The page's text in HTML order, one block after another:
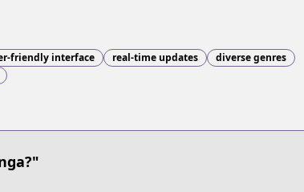
friendly interface real-time updates
diverse genres